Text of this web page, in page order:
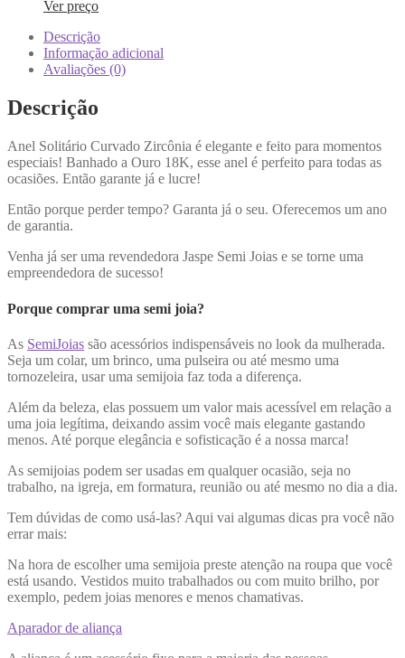
Ver preço
Descrição
Informação adicional
Avaliações (0)
Descrição
Anel Solitário Curvado Zircônia é elegante e feito para momentos
especiais! Banhado a Ouro 18K, esse anel é perfeito para todas as
ocasiões. Então garante já e lucre!
Então porque perder tempo? Garanta já o seu. Oferecemos um ano
de garantia.
Venha já ser uma revendedora Jaspe Semi Joias e se torne uma
empreendedora de sucesso!
Porque comprar uma semi joia?
As SemiJoias são acessórios indispensáveis no look da mulherada.
Seja um colar, um brinco, uma pulseira ou até mesmo uma
tornozeleira, usar uma semijoia faz toda a diferença.
Além da beleza, elas possuem um valor mais acessível em relação a
uma joia legítima, deixando assim você mais elegante gastando
menos. Até porque elegância e sofisticação é a nossa marca!
As semijoias podem ser usadas em qualquer ocasião, seja no
trabalho, na igreja, em formatura, reunião ou até mesmo no dia a dia.
Tem dúvidas de como usá-las? Aqui vai algumas dicas pra você não
errar mais:
Na hora de escolher uma semijoia preste atenção na roupa que você
está usando. Vestidos muito trabalhados ou com muito brilho, por
exemplo, pedem joias menores e menos chamativas.
Aparador de aliança